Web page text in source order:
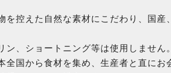
を控えた自然な素材にこだわり、国産
ン、ショートニング等は使用しません
全国から食材を集め、生産者と直にお